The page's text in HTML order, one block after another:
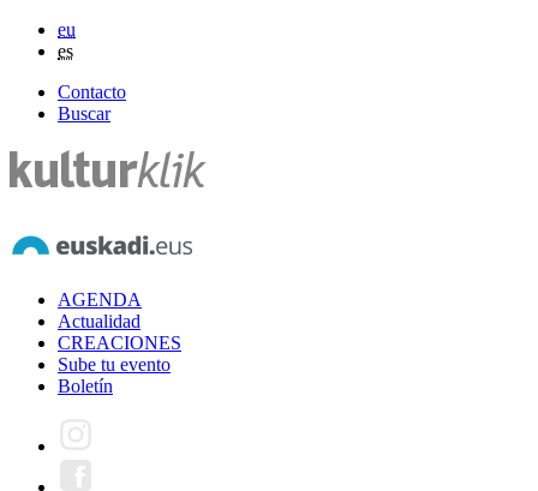
eu
es
Contacto
Buscar
AGENDA
Actualidad
CREACIONES
Sube tu evento
Boletín